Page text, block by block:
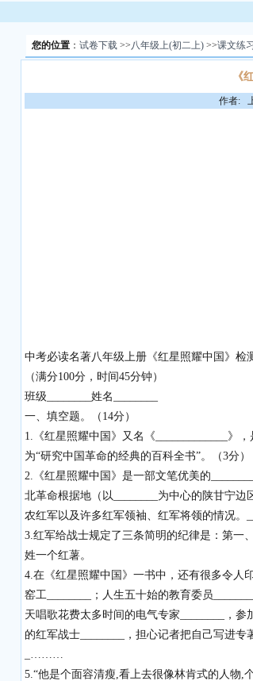
您的位置： 试卷下载>>八年级上(初二上)>>课文练习
《
作者:
中考必读名著八年级上册《红星照耀中国》检
（满分100分，时间45分钟）
班级________姓名________
一、填空题。（14分）
1.《红星照耀中国》又名《_____________》
为“研究中国革命的经典的百科全书”。（3分）
2.《红星照耀中国》是一部文笔优美的
北革命根据地（以________为中心的陕甘宁
农红军以及许多红军领袖、红军将领的情况。
3.红军给战士规定了三条简明的纪律是：第一
姓一个红薯。
4.在《红星照耀中国》一书中，还有很多令人
窑工________；人生五十始的教育委员
天唱歌花费太多时间的电气专家________，
的红军战士________，担心记者把自己写进专
_………
5.“他是个面容清瘦,看上去很像林肯式的人物,